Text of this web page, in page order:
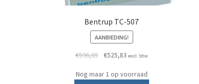
Bentrup TC-507
AANBIEDING!
€596,65 Oorspronkelijke prijs was: €596,65.
€525,83 Huidige prijs is: €525,83.
excl. btw
Nog maar 1 op voorraad